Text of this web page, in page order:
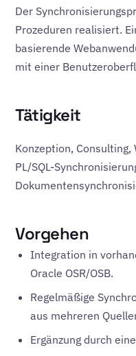
Der
Prozeduren realisiert.
basierende
mit einer
Tätigkeit
Konzeption,
PL/SQL-
Vorgehen
Integration in
Oracle OSR/OSB.
Regelmäßige
aus mehreren
Ergänzung durch